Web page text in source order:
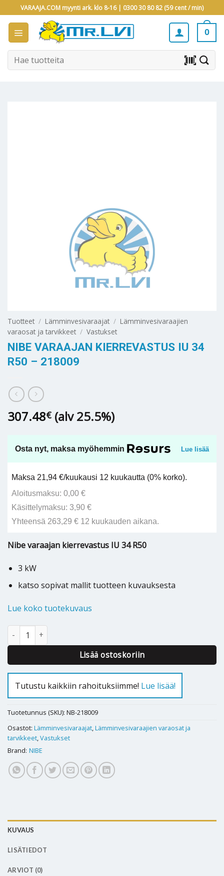
to
content
VARAAJA.COM myynti ark. klo 8-16 | 0300 30 80 82 (59 cent / min)
0
Etsi: barcode_scanner
Tuotteet / Lämminvesivaraajat / Lämminvesivaraajien
varaosat ja tarvikkeet / Vastukset
NIBE VARAAJAN KIERREVASTUS IU 34
R50 – 218009
307.48€ (alv 25.5%)
Osta nyt, maksa myöhemmin Lue lisää
Maksa 21,94 €/kuukausi 12 kuukautta (0% korko).
Aloitusmaksu: 0,00 €
Käsittelymaksu: 3,90 €
Yhteensä 263,29 € 12 kuukauden aikana.
Nibe varaajan kierrevastus IU 34 R50
3 kW
katso sopivat mallit tuotteen kuvauksesta
Lue koko tuotekuvaus
Nibe varaajan kierrevastus IU 34 R50 - 218009 määrä
Lisää ostoskoriin
Tutustu kaikkiin rahoituksiimme! Lue lisää!
Tuotetunnus (SKU): NB-218009
Osastot: Lämminvesivaraajat,Lämminvesivaraajien varaosat ja
tarvikkeet,Vastukset
Brand: NIBE
KUVAUS
LISÄTIEDOT
ARVIOT (0)